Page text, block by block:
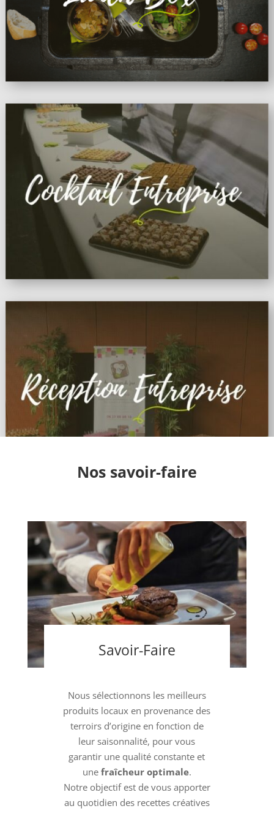
Nos savoir-faire
Savoir-Faire
Nous sélectionnons les meilleurs
produits locaux en provenance des
terroirs d’origine en fonction de
leur saisonnalité, pour vous
garantir une qualité constante et
une fraîcheur optimale.
Notre objectif est de vous apporter
au quotidien des recettes créatives